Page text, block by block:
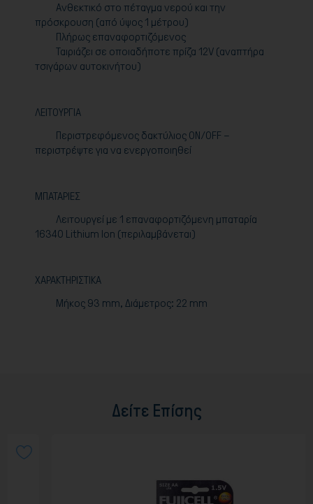
Ανθεκτικό στο πέταγμα νερού και την
πρόσκρουση (από ύψος 1 μέτρου)
Πλήρως επαναφορτιζόμενος
Ταιριάζει σε οποιαδήποτε πρίζα 12V (αναπτήρα
τσιγάρων αυτοκινήτου)
ΛΕΙΤΟΥΡΓΙΑ
Περιστρεφόμενος δακτύλιος ON/OFF –
περιστρέψτε για να ενεργοποιηθεί
ΜΠΑΤΑΡΙΕΣ
Λειτουργεί με 1 επαναφορτιζόμενη μπαταρία
16340 Lithium Ion (περιλαμβάνεται)
ΧΑΡΑΚΤΗΡΙΣΤΙΚΑ
Μήκος 93 mm, Διάμετρος: 22 mm
Δείτε Επίσης